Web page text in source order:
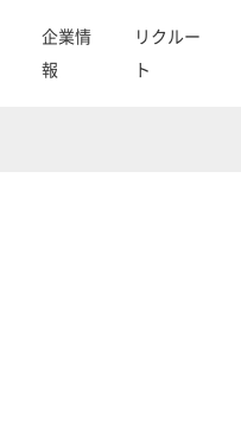
企業情
報
リクルー
ト